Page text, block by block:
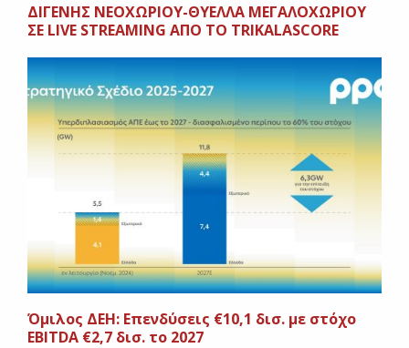
ΔΙΓΕΝΗΣ ΝΕΟΧΩΡΙΟΥ-ΘΥΕΛΛΑ ΜΕΓΑΛΟΧΩΡΙΟΥ
ΣΕ LIVE STREAMING ΑΠΟ ΤΟ TRIKALASCORE
Όμιλος ΔΕΗ: Επενδύσεις €10,1 δισ. με στόχο
EBITDA €2,7 δισ. το 2027